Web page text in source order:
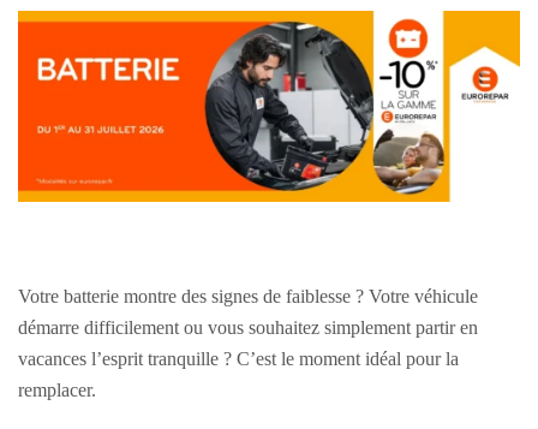
Votre batterie montre des signes de faiblesse ? Votre véhicule
démarre difficilement ou vous souhaitez simplement partir en
vacances l’esprit tranquille ? C’est le moment idéal pour la
remplacer.